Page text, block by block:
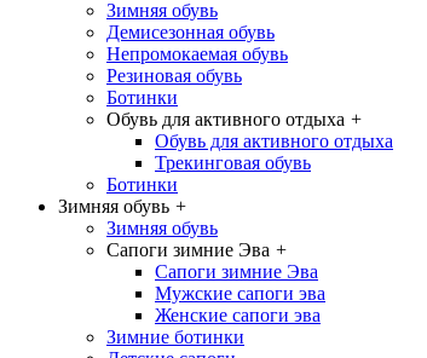
Зимняя обувь
Демисезонная обувь
Непромокаемая обувь
Резиновая обувь
Ботинки
Обувь для активного отдыха +
Обувь для активного отдыха
Трекинговая обувь
Ботинки
Зимняя обувь +
Зимняя обувь
Сапоги зимние Эва +
Сапоги зимние Эва
Мужские сапоги эва
Женские сапоги эва
Зимние ботинки